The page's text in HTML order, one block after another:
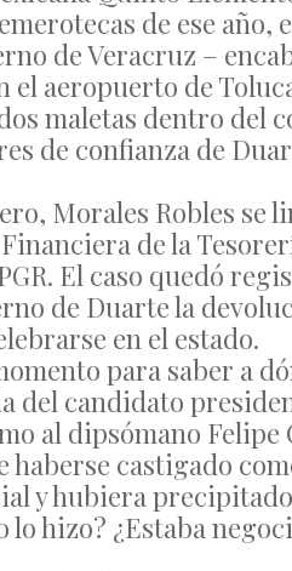
de ese año,
de Veracruz –
aeropuerto de
maletas dentro del
de confianza de
Morales Robles se
de la
El caso quedó
de Duarte la
en el estado.
para saber a
del candidato
al dipsómano
castigado
y hubiera
lo hizo? ¿Estaba